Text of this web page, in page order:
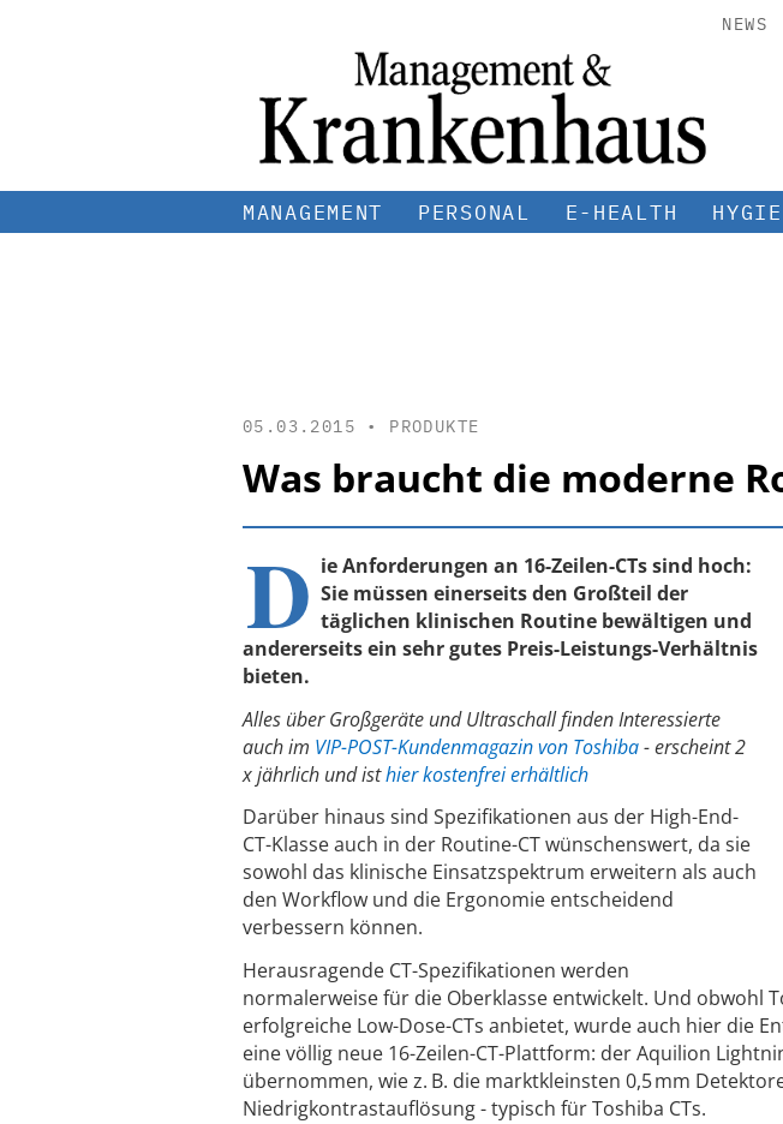
NEWS
MANAGEMENT PERSONAL E-HEALTH
05.03.2015 • PRODUKTE
Was braucht die moderne
D ie Anforderungen an 16-Zeilen-CTs sind hoch:
Sie müssen einerseits den Großteil der
täglichen klinischen Routine bewältigen und
andererseits ein sehr gutes Preis-Leistungs-Verhältnis
bieten.
Alles über Großgeräte und Ultraschall finden Interessierte
auch im VIP-POST-Kundenmagazin von Toshiba- erscheint 2
x jährlich und isthier kostenfrei erhältlich
Darüber hinaus sind Spezifikationen aus der High-End-
CT-Klasse auch in der Routine-CT wünschenswert, da sie
sowohl das klinische Einsatzspektrum erweitern als auch
den Workflow und die Ergonomie entscheidend
verbessern können.
Herausragende CT-Spezifikationen werden
normalerweise für die Oberklasse entwickelt. Und obwohl
erfolgreiche Low-Dose-CTs anbietet, wurde auch hier die
eine völlig neue 16-Zeilen-CT-Plattform: der Aquilion
übernommen, wie z. B. die marktkleinsten 0,5 mm
Niedrigkontrastauf­lösung - typisch für Toshiba CTs.